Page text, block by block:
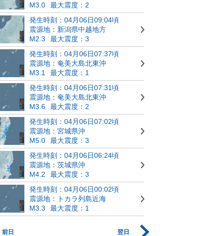
M3.0
最大震度：2
発生時刻：04月06日09:04頃
震源地：新潟県中越地方
M2.3
最大震度：3
発生時刻：04月06日07:37頃
震源地：奄美大島北東沖
M3.1
最大震度：1
発生時刻：04月06日07:31頃
震源地：奄美大島北東沖
M3.6
最大震度：2
発生時刻：04月06日07:02頃
震源地：宮城県沖
M5.0
最大震度：3
発生時刻：04月06日06:24頃
震源地：茨城県沖
M4.2
最大震度：3
発生時刻：04月06日00:02頃
震源地：トカラ列島近海
M3.3
最大震度：1
前日 翌日